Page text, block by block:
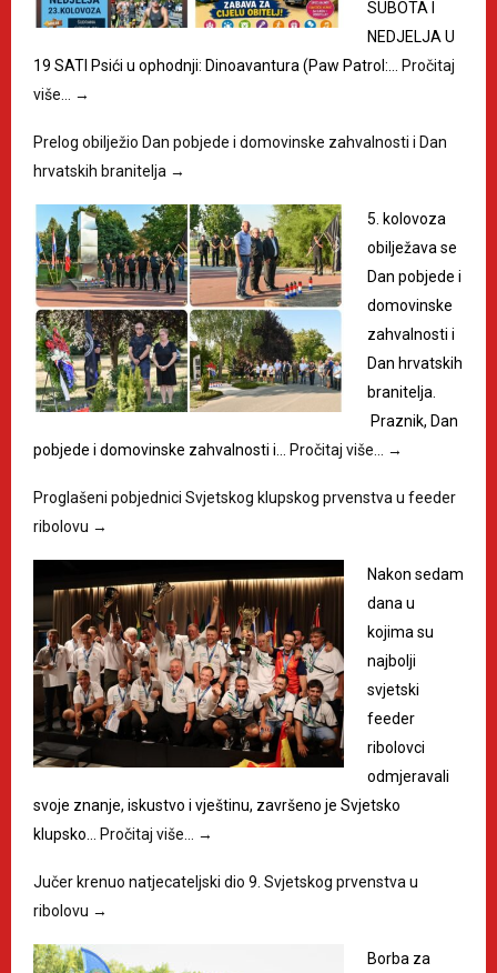
SUBOTA I
NEDJELJA U
19 SATI Psići u ophodnji: Dinoavantura (Paw Patrol:…
Pročitaj
više…
→
Prelog obilježio Dan pobjede i domovinske zahvalnosti i Dan
hrvatskih branitelja →
5. kolovoza
obilježava se
Dan pobjede i
domovinske
zahvalnosti i
Dan hrvatskih
branitelja.
Praznik, Dan
pobjede i domovinske zahvalnosti i…
Pročitaj više… →
Proglašeni pobjednici Svjetskog klupskog prvenstva u feeder
ribolovu →
Nakon sedam
dana u
kojima su
najbolji
svjetski
feeder
ribolovci
odmjeravali
svoje znanje, iskustvo i vještinu, završeno je Svjetsko
klupsko…
Pročitaj više… →
Jučer krenuo natjecateljski dio 9. Svjetskog prvenstva u
ribolovu →
Borba za